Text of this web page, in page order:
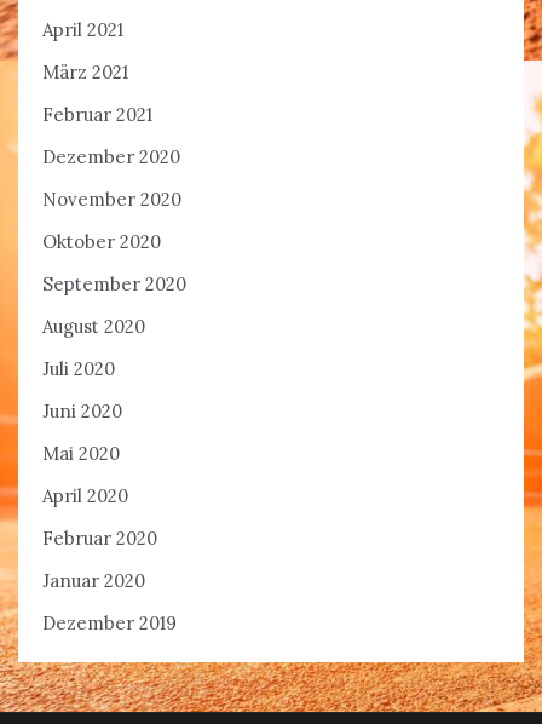
April 2021
März 2021
Februar 2021
Dezember 2020
November 2020
Oktober 2020
September 2020
August 2020
Juli 2020
Juni 2020
Mai 2020
April 2020
Februar 2020
Januar 2020
Dezember 2019